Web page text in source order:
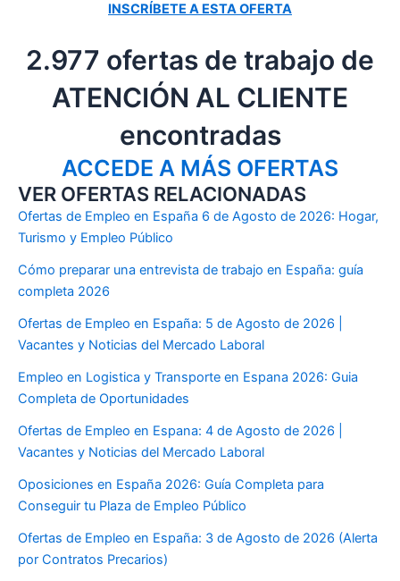
INSCRÍBETE A ESTA OFERTA
2.977 ofertas de trabajo de
ATENCIÓN AL CLIENTE
encontradas
ACCEDE A MÁS OFERTAS
VER OFERTAS RELACIONADAS
Ofertas de Empleo en España 6 de Agosto de 2026: Hogar,
Turismo y Empleo Público
Cómo preparar una entrevista de trabajo en España: guía
completa 2026
Ofertas de Empleo en España: 5 de Agosto de 2026 |
Vacantes y Noticias del Mercado Laboral
Empleo en Logistica y Transporte en Espana 2026: Guia
Completa de Oportunidades
Ofertas de Empleo en Espana: 4 de Agosto de 2026 |
Vacantes y Noticias del Mercado Laboral
Oposiciones en España 2026: Guía Completa para
Conseguir tu Plaza de Empleo Público
Ofertas de Empleo en España: 3 de Agosto de 2026 (Alerta
por Contratos Precarios)